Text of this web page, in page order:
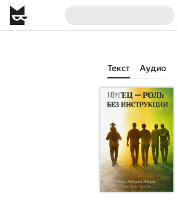
Текст Аудио